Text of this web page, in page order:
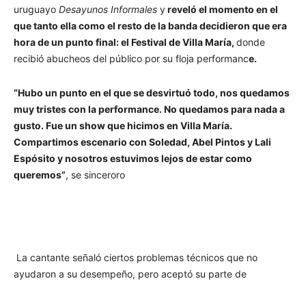
uruguayo Desayunos Informales yreveló el momento en el
que tanto ella como el resto de la banda decidieron que era
hora de un punto final: el Festival de Villa María, donde
recibió abucheos del público por su floja performance.
“Hubo un punto en el que se desvirtuó todo, nos quedamos
muy tristes con la performance. No quedamos para nada a
gusto. Fue un show que hicimos en Villa María.
Compartimos escenario con Soledad, Abel Pintos y Lali
Espósito y nosotros estuvimos lejos de estar como
queremos”, se sinceroro
La cantante señaló ciertos problemas técnicos que no
ayudaron a su desempeño, pero aceptó su parte de